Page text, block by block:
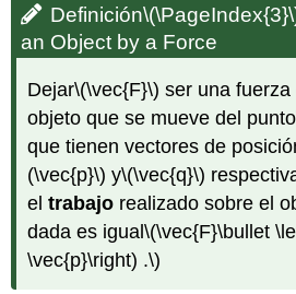
Definición
an Object by a Force
Dejar\(\vec{F}\) ser una
objeto que se mueve del punto
que tienen vectores de
(\vec{p}\) y\(\vec{q}\)
eltrabajo realizado sobre el
dada es igual\(\vec{F}\bullet
\vec{p}\right) .\)